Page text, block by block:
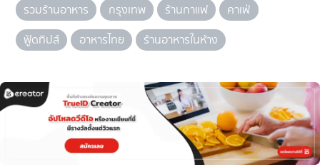
รวมร้านอาหาร
กรุงเทพ ร้านกาแฟ
คาเฟ่
ฟู้ดทิปส์
อาหารไทย ร้านอาหารในห้าง